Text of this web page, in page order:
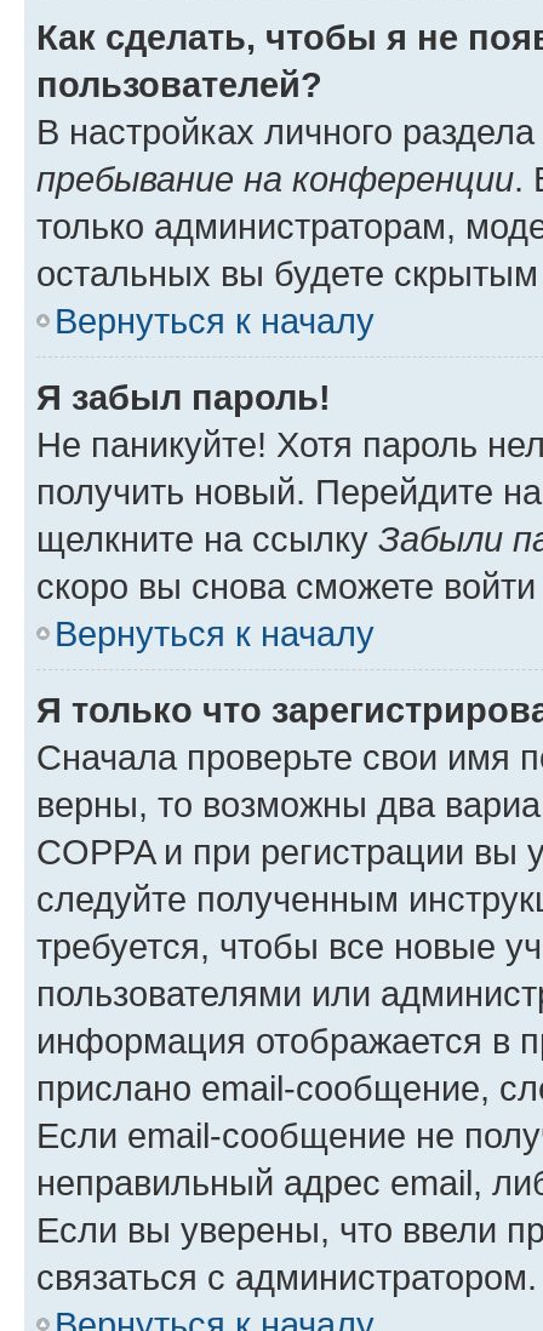
Как сделать, чтобы я не
пользователей?
В настройках личного
пребывание на конференции.
только администраторам,
остальных вы будете
Вернуться к началу
Я забыл пароль!
Не паникуйте! Хотя пароль
получить новый. Перейдите
щелкните на ссылку Забыли
скоро вы снова сможете
Вернуться к началу
Я только что
Сначала проверьте свои имя
верны, то возможны два
COPPA и при регистрации вы
следуйте полученным
требуется, чтобы все новые
пользователями или
информация отображается в
прислано email-сообщение,
Если email-сообщение не
неправильный адрес email,
Если вы уверены, что ввели
связаться с администратором.